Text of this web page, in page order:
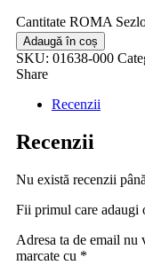
Cantitate ROMA
Adaugă în coș
SKU: 01638-000
Share
Recenzii
Recenzii
Nu există recenzii
Fii primul care adaugi
Adresa ta de email nu
marcate cu *